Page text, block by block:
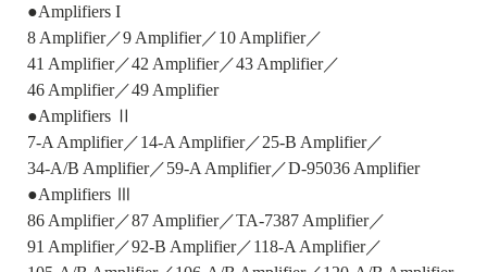
●Amplifiers I
8 Amplifier／9 Amplifier／10 Amplifier／
41 Amplifier／42 Amplifier／43 Amplifier／
46 Amplifier／49 Amplifier
●Amplifiers Ⅱ
7-A Amplifier／14-A Amplifier／25-B Amplifier／
34-A/B Amplifier／59-A Amplifier／D-95036 Amplifier
●Amplifiers Ⅲ
86 Amplifier／87 Amplifier／TA-7387 Amplifier／
91 Amplifier／92-B Amplifier／118-A Amplifier／